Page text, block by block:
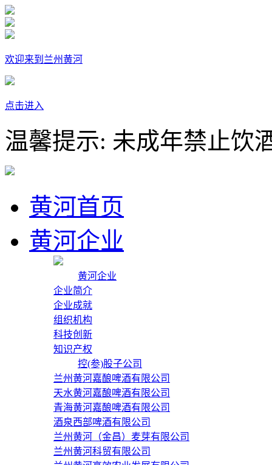
欢迎来到兰州黄河
点击进入
温馨提示: 未成年禁止饮
黄河首页
黄河企业
黄河企业
企业简介
企业成就
组织机构
科技创新
知识产权
控(参)股子公司
兰州黄河嘉酿啤酒有限公司
天水黄河嘉酿啤酒有限公司
青海黄河嘉酿啤酒有限公司
酒泉西部啤酒有限公司
兰州黄河（金昌）麦芽有限公司
兰州黄河科贸有限公司